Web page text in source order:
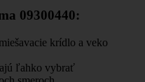
09300440:
krídlo a veko
ľahko vybrať